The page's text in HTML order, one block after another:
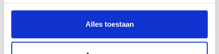
Alles toestaan